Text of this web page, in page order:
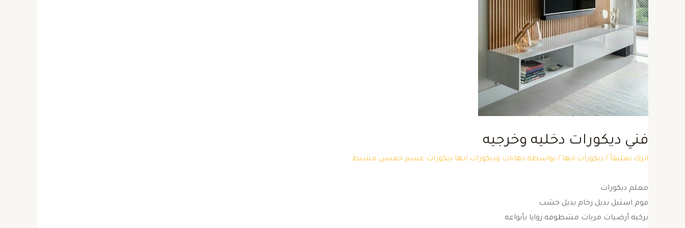
فني ديكورات دخليه وخرجيه
اترك تعليقاً / ديكورات ابها / بواسطة دهانات وديكورات ابها ديكورات عسير خميس مشيط
معلم ديكورات
فوم استيل بديل رخام بديل خشب
بركيه أرضيات مريات مشطوفه زوايا بأنواعه